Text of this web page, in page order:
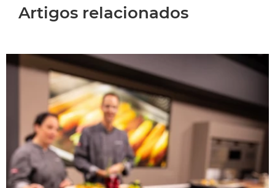
Artigos relacionados